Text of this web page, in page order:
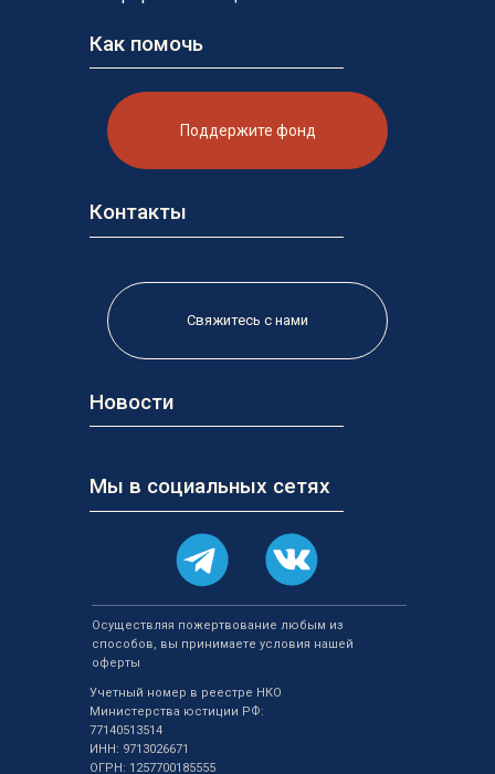
Мы в социальных сетях
Осуществляя пожертвование любым из
способов, вы принимаете условия нашей
оферты
Учетный номер в реестре НКО
Министерства юстиции РФ:
77140513514
ИНН: 9713026671
ОГРН: 1257700185555
Контакты
Новости
Как помочь
Поддержите фонд
Свяжитесь с нами